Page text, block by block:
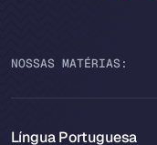
NOSSAS MATÉRIAS:
Língua Portuguesa